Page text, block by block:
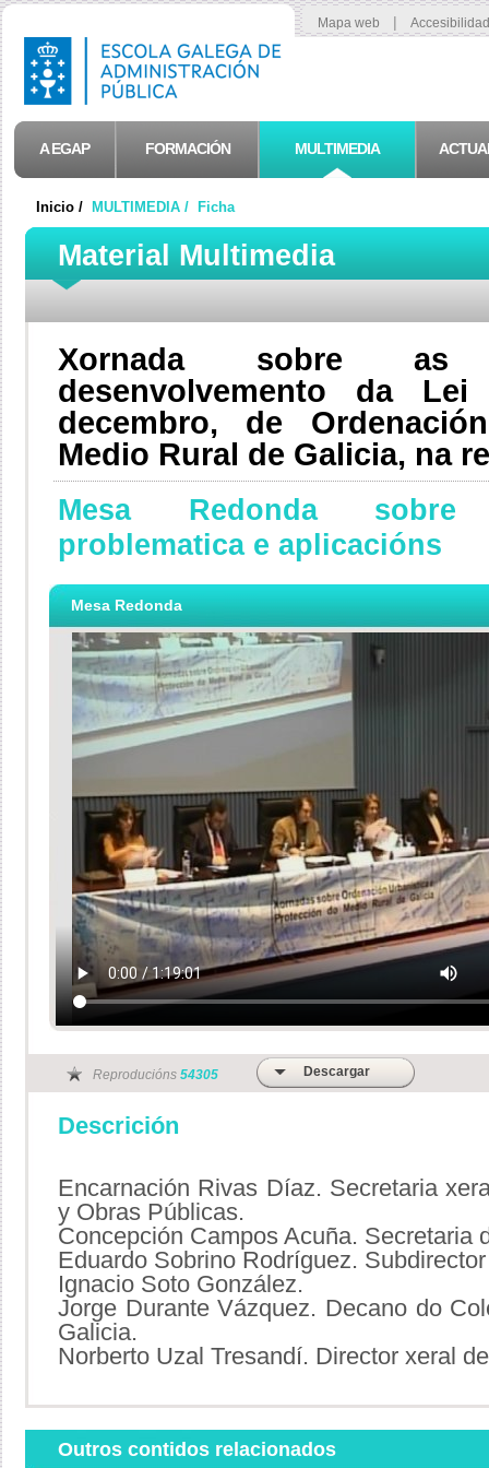
Mapa web |
A EGAP FORMACIÓN MULTIMEDIA
Inicio / MULTIMEDIA / Ficha
Material Multimedia
Xornada sobre as
desenvolvemento da
decembro, de
Medio Rural de Galicia, na
Mesa Redonda
problematica e aplicacións
Mesa Redonda
Reproducións 54305 Descargar
Descrición
Encarnación Rivas Díaz. Secretaria
y Obras Públicas.
Concepción Campos Acuña. Secretaria
Eduardo Sobrino Rodríguez.
Ignacio Soto González.
Jorge Durante Vázquez. Decano do
Galicia.
Norberto Uzal Tresandí. Director xeral
Outros contidos relacionados